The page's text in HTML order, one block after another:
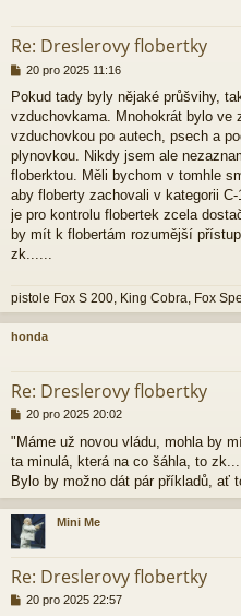
Re: Dreslerovy flobertky
P
í
s
p
ě
v
e
k
20 pro 2025 11:16
Pokud tady byly nějaké průšvihy,
vzduchovkama. Mnohokrát bylo
vzduchovkou po autech, psech a
plynovkou. Nikdy jsem ale
floberktou. Měli bychom v tomhle
aby floberty zachovali v kategorii
je pro kontrolu flobertek zcela
by mít k flobertám rozumější
zk......
pistole Fox S 200, King Cobra, Fox
honda
Re: Dreslerovy flobertky
P
í
s
p
v
e
k
20 pro 2025 20:02
"Máme už novou vládu, mohla by
ta minulá, která na co šáhla, to
Bylo by možno dát pár příkladů, ať
Mini Me
Re: Dreslerovy flobertky
P20 pro 2025 22:57